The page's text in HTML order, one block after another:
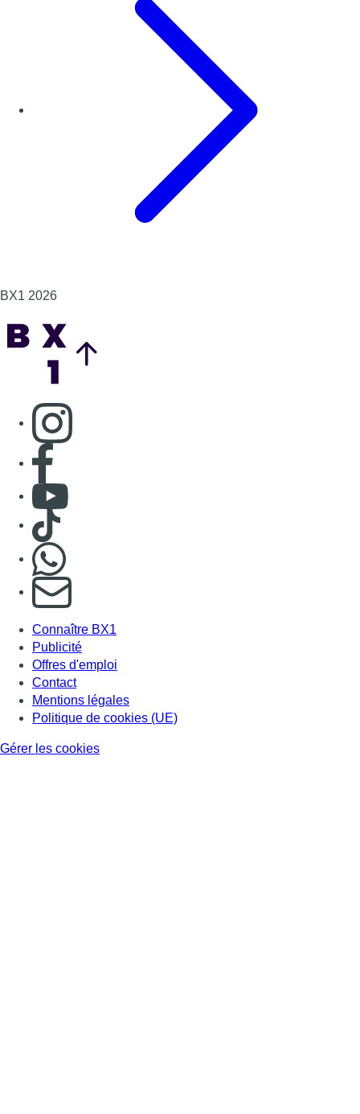
BX1 2026
Consulter page Instagram
Consulter page Facebook
Consulter Youtube
Consulter TikTok
S'abonner à notre newsletter
Connaître BX1
Publicité
Offres d'emploi
Contact
Mentions légales
Politique de cookies (UE)
Gérer les cookies